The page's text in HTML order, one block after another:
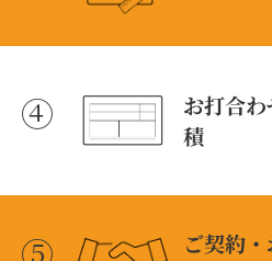
④
お打合
積
ご契約